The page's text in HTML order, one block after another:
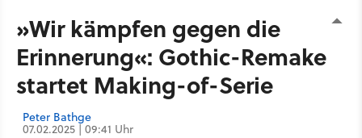
»Wir kämpfen gegen die
Erinnerung«: Gothic-Remake
startet Making-of-Serie
Peter Bathge
07.02.2025 | 09:41 Uhr